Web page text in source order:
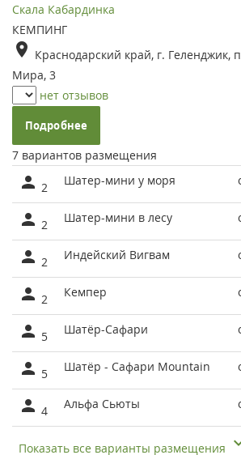
Скала Кабардинка
КЕМПИНГ
Краснодарский край, г. Геленджик,
Мира, 3
нет отзывов
Подробнее
7 вариантов размещения
2 Шатер-мини у моря
2 Шатер-мини в лесу
2 Индейский Вигвам
2 Кемпер
5 Шатёр-Сафари
5 Шатёр - Сафари Mountain
4 Альфа Сьюты
Показать все варианты размещения